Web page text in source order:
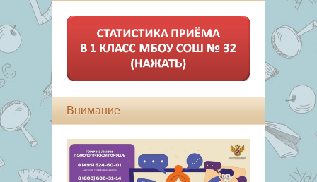
Внимание